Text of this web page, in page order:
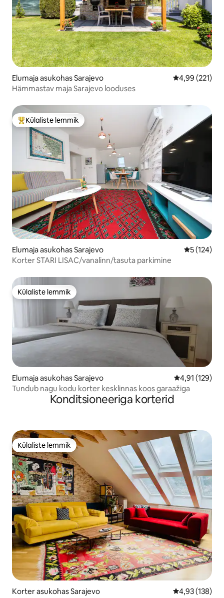
Elumaja asukohas Sarajevo Keskmine
4,99 (221)
Hämmastav maja Sarajevo looduses
Külaliste suur lemmik
Külaliste lemmik
Elumaja asukohas Sarajevo Keskmine
5 (124)
Korter STARI LISAC/vanalinn/tasuta parkimine
Külaliste lemmik
Külaliste lemmik
Elumaja asukohas Sarajevo Keskmine
4,91 (129)
Tundub nagu kodu korter kesklinnas koos garaažiga
Konditsioneeriga korterid
Külaliste lemmik
Külaliste lemmik
Korter asukohas Sarajevo Keskmine
4,93 (138)